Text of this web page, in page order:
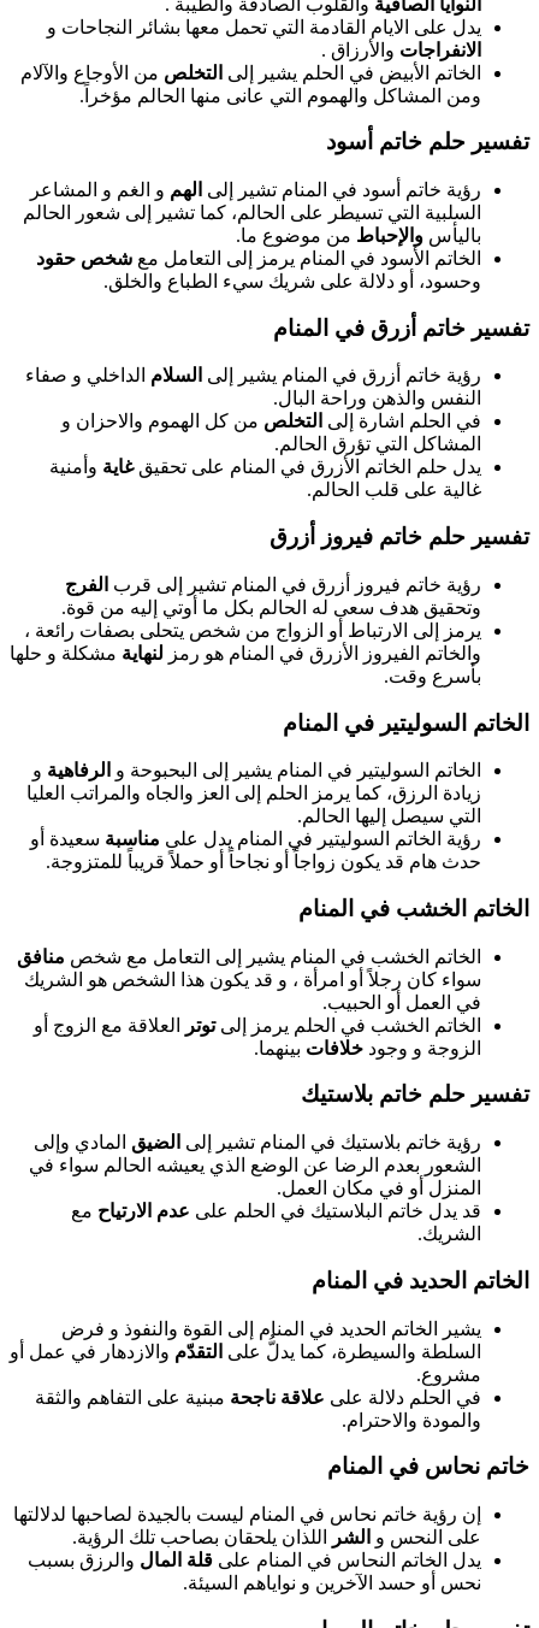
يدل على الايام القادمة التي تحمل معها بشائر النجاحات و
الانفراجات والأرزاق .
الخاتم الأبيض في الحلم يشير إلى التخلص من الأوجاع والآلام
ومن المشاكل والهموم التي عانى منها الحالم مؤخراً.
تفسير حلم خاتم أسود
رؤية خاتم أسود في المنام تشير إلى الهم و الغم و المشاعر
السلبية التي تسيطر على الحالم، كما تشير إلى شعور الحالم
باليأس والإحباط من موضوع ما.
الخاتم الأسود في المنام يرمز إلى التعامل مع شخص حقود
وحسود، أو دلالة على شريك سيء الطباع والخلق.
تفسير خاتم أزرق في المنام
رؤية خاتم أزرق في المنام يشير إلى السلام الداخلي و صفاء
النفس والذهن وراحة البال.
في الحلم اشارة إلى التخلص من كل الهموم والاحزان و
المشاكل التي تؤرق الحالم.
يدل حلم الخاتم الأزرق في المنام على تحقيقغاية وأمنية
غالية على قلب الحالم.
تفسير حلم خاتم فيروز أزرق
رؤية خاتم فيروز أزرق في المنام تشير إلى قرب الفرج
وتحقيق هدف سعى له الحالم بكل ما أوتي إليه من قوة.
يرمز إلى الارتباط أو الزواج من شخص يتحلى بصفات رائعة ،
والخاتم الفيروز الأزرق في المنام هو رمز لنهاية مشكلة و حلها
بأسرع وقت.
الخاتم السوليتير في المنام
الخاتم السوليتير في المنام يشير إلى البحبوحة و الرفاهية و
زيادة الرزق، كما يرمز الحلم إلى العز والجاه والمراتب العليا
التي سيصل إليها الحالم.
رؤية الخاتم السوليتير في المنام يدل على مناسبة سعيدة أو
حدث هام قد يكون زواجاً أو نجاحاً أو حملاً قريباً للمتزوجة.
الخاتم الخشب في المنام
الخاتم الخشب في المنام يشير إلى التعامل مع شخص منافق
سواء كان رجلاً أو امرأة ، و قد يكون هذا الشخص هو الشريك
في العمل أو الحبيب.
الخاتم الخشب في الحلم يرمز إلىتوتر
العلاقة مع الزوج أو
الزوجة و وجود خلافات بينهما.
تفسير حلم خاتم بلاستيك
رؤية خاتم بلاستيك في المنام تشير إلى الضيق المادي وإلى
الشعور بعدم الرضا عن الوضع الذي يعيشه الحالم سواء في
المنزل أو في مكان العمل.
قد يدل خاتم البلاستيك في الحلم على عدم الارتياح مع
الشريك.
الخاتم الحديد في المنام
يشير الخاتم الحديد في المنام إلى القوة والنفوذ و فرض
السلطة والسيطرة، كما يدلُّ على التقدّم والازدهار في عمل أو
مشروع.
في الحلم دلالة على علاقة ناجحة مبنية على التفاهم والثقة
والمودة والاحترام.
خاتم نحاس في المنام
إن رؤية خاتم نحاس في المنام ليست بالجيدة لصاحبها لدلالتها
على النحس و الشر
اللذان يلحقان بصاحب تلك الرؤية.
يدل الخاتم النحاس في المنام على قلة المال والرزق بسبب
نحس أو حسد الآخرين و نواياهم السيئة.